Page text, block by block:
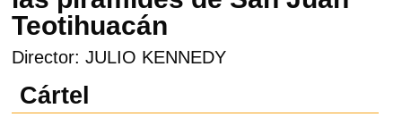
Teotihuacán
Director: JULIO KENNEDY
Cártel